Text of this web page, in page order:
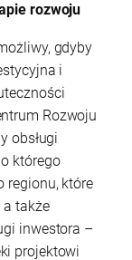
rozwoju
gdyby
i
Rozwoju
obsługi
którego
regionu, które
także
inwestora –
projektowi